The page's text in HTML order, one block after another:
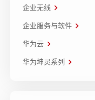
企业无线
企业服务与软件
华为云
华为坤灵系列